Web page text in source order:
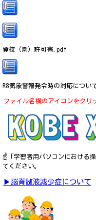
登校（園）許可書.pdf
R8気象警報発令時の対応につい
ファイル名横のアイコンをクリ
☝「学習者用パソコンにおける
てください。
▶脳脊髄液減少症について